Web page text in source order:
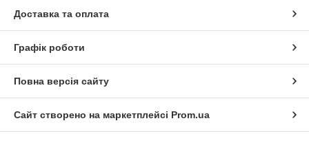
Доставка та оплата
Графік роботи
Повна версія сайту
Сайт створено на маркетплейсі Prom.ua